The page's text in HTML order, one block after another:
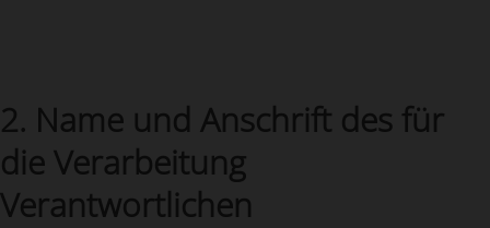
2. Name und Anschrift des für
die Verarbeitung
Verantwortlichen